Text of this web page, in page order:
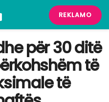
REKLAMO
për 30 ditë
të
të